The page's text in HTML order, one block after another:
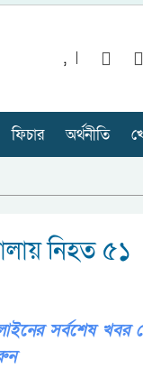
,
ফিচার অর্থনীতি
নিহত ৫১
সর্বশেষ